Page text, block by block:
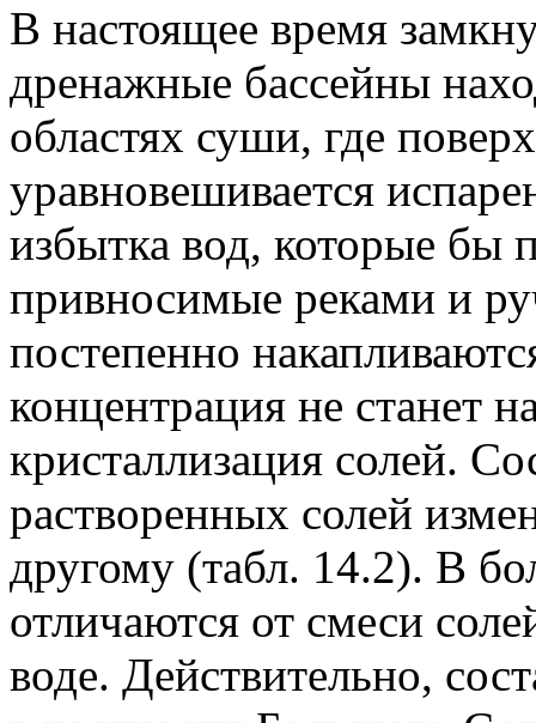
В настоящее время
дренажные бассейны
областях суши, где
уравновешивается
избытка вод, которые бы
привносимые реками и
постепенно
концентрация не станет
кристаллизация солей.
растворенных солей
другому (табл. 14.2). В
отличаются от смеси
воде. Действительно,